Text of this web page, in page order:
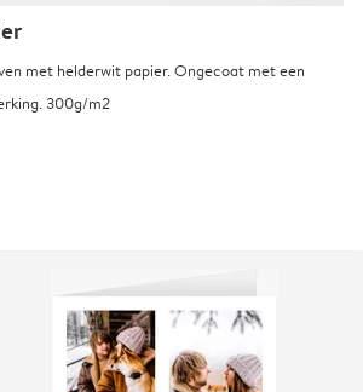
met helderwit papier. Ongecoat met een
300g/m2